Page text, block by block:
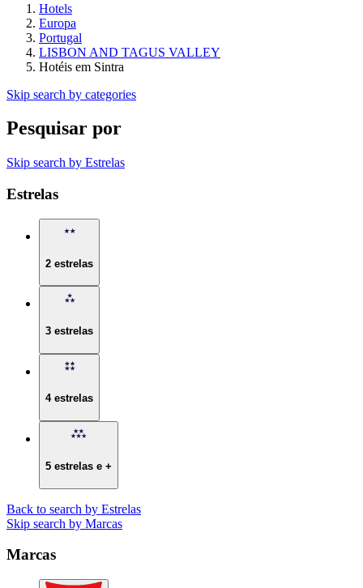
Hotels
Europa
Portugal
LISBON AND TAGUS VALLEY
Hotéis em Sintra
Skip search by categories
Pesquisar por
Skip search by Estrelas
Estrelas
2 estrelas
3 estrelas
4 estrelas
5 estrelas e +
Back to search by Estrelas
Skip search by Marcas
Marcas